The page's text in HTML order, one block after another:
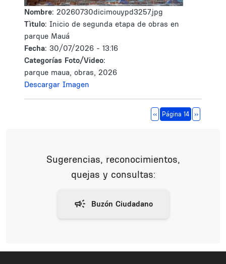
Nombre: 20260730dicimouypd3257.jpg
Tìtulo: Inicio de segunda etapa de obras en
parque Mauá
Fecha: 30/07/2026 - 13:16
Categorías Foto/Video:
parque maua, obras, 2026
Descargar Imagen
Página anterior
‹‹ Página 14 Siguiente
››
Sugerencias, reconocimientos,
quejas y consultas: